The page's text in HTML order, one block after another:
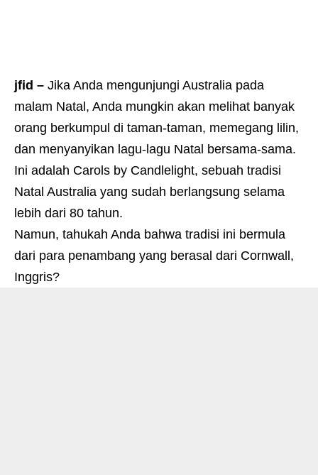
jfid – Jika Anda mengunjungi Australia pada
malam Natal, Anda mungkin akan melihat banyak
orang berkumpul di taman-taman, memegang lilin,
dan menyanyikan lagu-lagu Natal bersama-sama.
Ini adalah Carols by Candlelight, sebuah tradisi
Natal Australia yang sudah berlangsung selama
lebih dari 80 tahun.
Namun, tahukah Anda bahwa tradisi ini bermula
dari para penambang yang berasal dari Cornwall,
Inggris?